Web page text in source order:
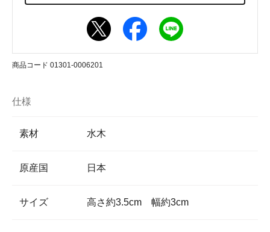
商品コード 01301-0006201
仕様
素材 水木
原産国 日本
サイズ 高さ約3.5cm 幅約3cm